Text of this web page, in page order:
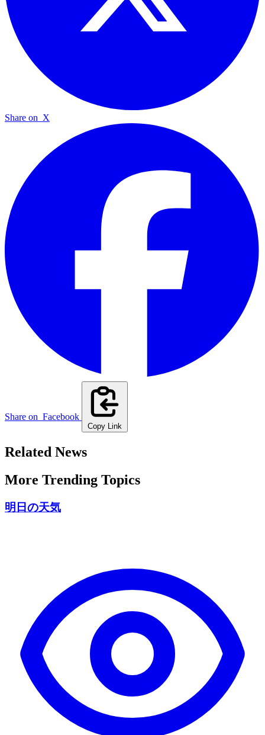
Share on X
Share on Facebook
Copy Link
Related News
More Trending Topics
明日の天気